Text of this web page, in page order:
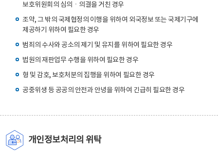
보호위원회의 심의ㆍ의결을 거친 경우
조약, 그 밖의 국제협정의 이행을 위하여 외국정보 또는 국제기구에
제공하기 위하여 필요한 경우
범죄의 수사와 공소의 제기 및 유지를 위하여 필요한 경우
법원의 재판업무 수행을 위하여 필요한 경우
형 및 감호, 보호처분의 집행을 위하여 필요한 경우
공중위생 등 공공의 안전과 안녕을 위하여 긴급히 필요한 경우
개인정보처리의 위탁